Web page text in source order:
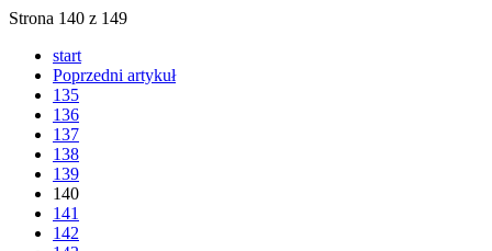
Strona 140 z 149
start
Poprzedni artykuł
135
136
137
138
139
140
141
142